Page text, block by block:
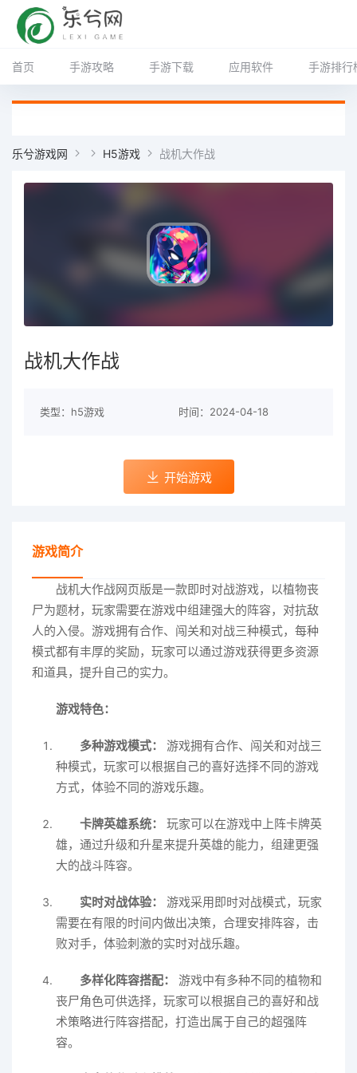
首页 手游攻略 手游下载 应用软件 手游排行
乐兮游戏网 H5游戏 战机大作战
战机大作战
类型：h5游戏 时间：2024-04-18
开始游戏
游戏简介
战机大作战网页版是一款即时对战游戏，以植物丧
尸为题材，玩家需要在游戏中组建强大的阵容，对抗敌
人的入侵。游戏拥有合作、闯关和对战三种模式，每种
模式都有丰厚的奖励，玩家可以通过游戏获得更多资源
和道具，提升自己的实力。
游戏特色：
多种游戏模式：
游戏拥有合作、闯关和对战三
种模式，玩家可以根据自己的喜好选择不同的游戏
方式，体验不同的游戏乐趣。
卡牌英雄系统：
玩家可以在游戏中上阵卡牌英
雄，通过升级和升星来提升英雄的能力，组建更强
大的战斗阵容。
实时对战体验：
游戏采用即时对战模式，玩家
需要在有限的时间内做出决策，合理安排阵容，击
败对手，体验刺激的实时对战乐趣。
多样化阵容搭配：
游戏中有多种不同的植物和
丧尸角色可供选择，玩家可以根据自己的喜好和战
术策略进行阵容搭配，打造出属于自己的超强阵
容。